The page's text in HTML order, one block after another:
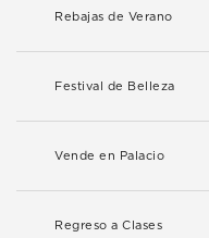
Rebajas de Verano
Festival de Belleza
Vende en Palacio
Regreso a Clases